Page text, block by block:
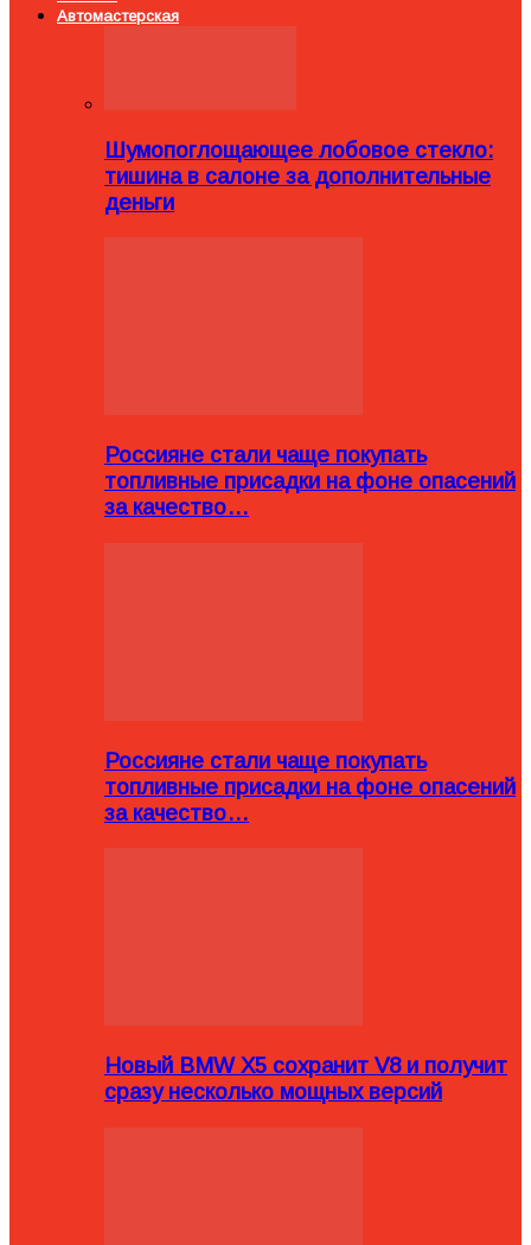
Автомастерская
Шумопоглощающее лобовое стекло:
тишина в салоне за дополнительные
деньги
Россияне стали чаще покупать
топливные присадки на фоне опасений
за качество…
Россияне стали чаще покупать
топливные присадки на фоне опасений
за качество…
Новый BMW X5 сохранит V8 и получит
сразу несколько мощных версий